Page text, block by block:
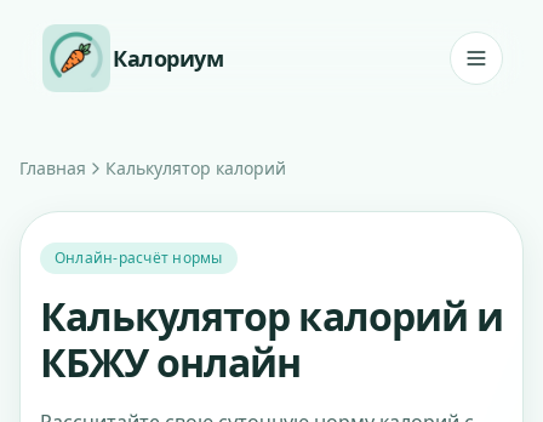
Перейти к содержанию
Калориум
Главная Калькулятор калорий
Онлайн-расчёт нормы
Калькулятор калорий и
КБЖУ онлайн